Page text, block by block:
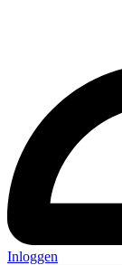
Inloggen